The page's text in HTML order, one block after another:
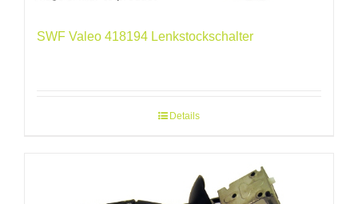
SWF Valeo 418194 Lenkstockschalter
Details